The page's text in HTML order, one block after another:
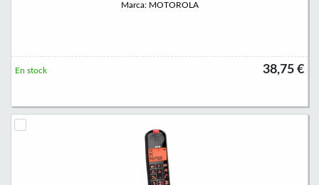
Marca: MOTOROLA
38,75 €
En stock